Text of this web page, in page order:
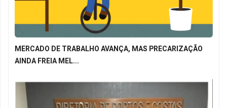
MERCADO DE TRABALHO AVANÇA, MAS PRECARIZAÇÃO
AINDA FREIA MEL...